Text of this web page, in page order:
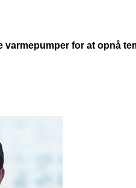
for at opnå